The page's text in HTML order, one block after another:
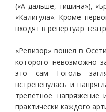
(«А дальше, тишина»),
«Калигула». Кроме
входят в репертуар
«Ревизор» вошел в
которого невозможно
это сам Гоголь
встрепенулась и
трепетное напряжение
практически каждого